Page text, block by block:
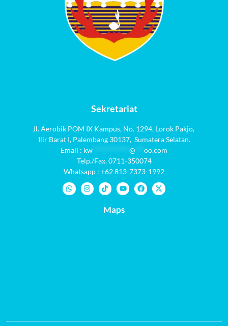
Sekretariat
Jl. Aerobik POM IX Kampus, No. 1294, Lorok Pakjo,
Ilir Barat I, Palembang 30137, Sumatera Selatan.
Email : kw @
oo.com
Telp./Fax. 0711-350074
Whatsapp : +62 813-7373-1992
Maps